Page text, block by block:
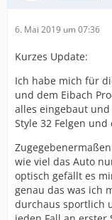
6. Mai 2019 um 07:36
Kurzes Update:
Ich habe mich für
und dem Eibach
alles eingebaut
Style 32 Felgen
wie viel das Auto
optisch gefällt es
genau das was ich
durchaus sportlich